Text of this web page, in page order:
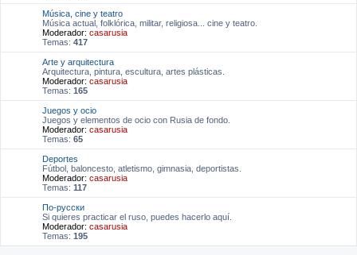
Música, cine y teatro
Música actual, folklórica, militar, religiosa... cine y teatro.
Moderador: casarusia
Temas: 417
Arte y arquitectura
Arquitectura, pintura, escultura, artes plásticas.
Moderador: casarusia
Temas: 165
Juegos y ocio
Juegos y elementos de ocio con Rusia de fondo.
Moderador: casarusia
Temas: 65
Deportes
Fútbol, baloncesto, atletismo, gimnasia, deportistas.
Moderador: casarusia
Temas: 117
По-русски
Si quieres practicar el ruso, puedes hacerlo aquí.
Moderador: casarusia
Temas: 195